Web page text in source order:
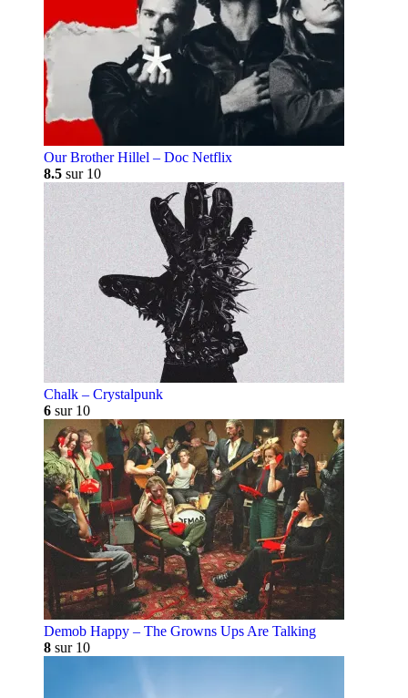
Our Brother Hillel – Doc Netflix
8.5 sur 10
Chalk – Crystalpunk
6 sur 10
Demob Happy – The Growns Ups Are Talking
8 sur 10